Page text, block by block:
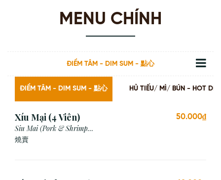
MENU CHÍNH
ĐIỂM TÂM - DIM SUM - 點心
ĐIỂM TÂM - DIM SUM - 點心 HỦ TIẾU/ MÌ/ BÚN - HOT
Xíu Mại (4 Viên)
Siu Mai (Pork & Shrimp
Dumpling)
燒賣
50.000₫